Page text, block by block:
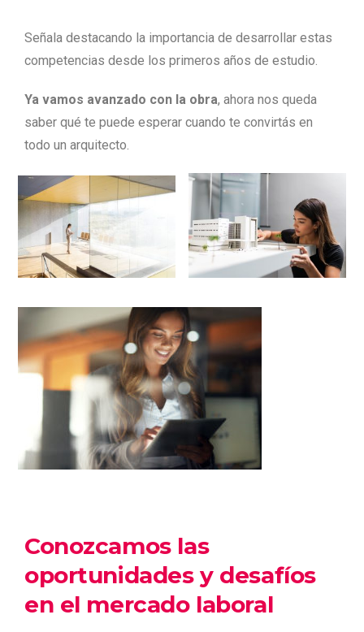
Señala destacando la importancia de desarrollar estas
competencias desde los primeros años de estudio.
Ya vamos avanzado con la obra, ahora nos queda
saber qué te puede esperar cuando te convirtás en
todo un arquitecto.
Conozcamos las
oportunidades y desafíos
en el mercado laboral